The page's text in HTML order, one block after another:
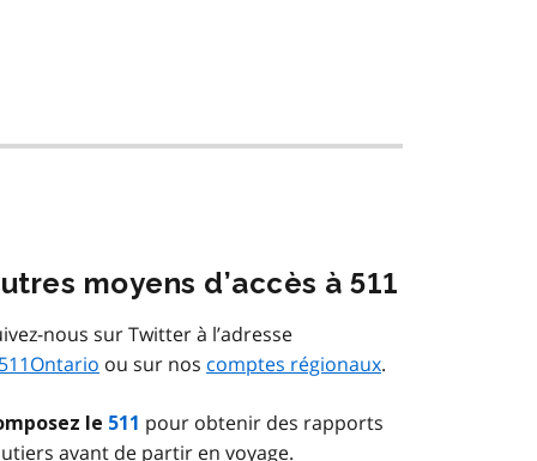
moyens d’accès à 511
nous sur Twitter à l’adresse
ou sur nos comptes régionaux.
le 511 pour obtenir des rapports
avant de partir en voyage.